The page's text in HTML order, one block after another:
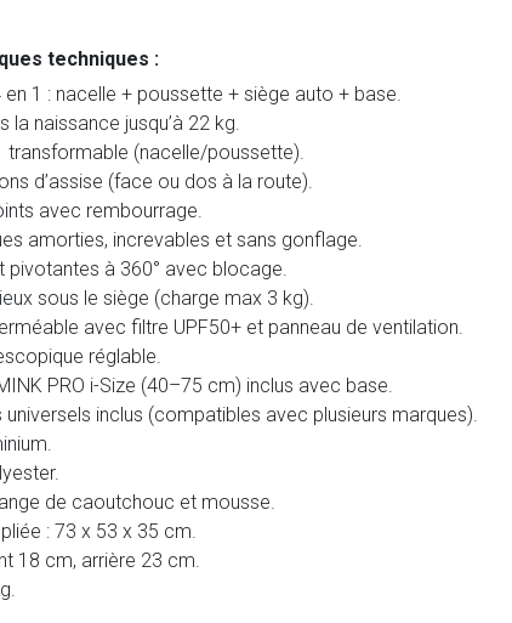
techniques :
1 : nacelle + poussette + siège auto + base.
la naissance jusqu’à 22 kg.
transformable (nacelle/poussette).
d’assise (face ou dos à la route).
avec rembourrage.
amorties, increvables et sans gonflage.
pivotantes à 360° avec blocage.
sous le siège (charge max 3 kg).
avec filtre UPF50+ et panneau de ventilation.
réglable.
PRO i-Size (40–75 cm) inclus avec base.
universels inclus (compatibles avec plusieurs marques).
de caoutchouc et mousse.
: 73 x 53 x 35 cm.
18 cm, arrière 23 cm.